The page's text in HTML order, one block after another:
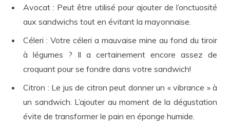
Avocat : Peut être utilisé pour ajouter de l’onctuosité
aux sandwichs tout en évitant la mayonnaise.
Céleri : Votre céleri a mauvaise mine au fond du tiroir
à légumes ? Il a certainement encore assez de
croquant pour se fondre dans votre sandwich!
Citron : Le jus de citron peut donner un « vibrance » à
un sandwich. L’ajouter au moment de la dégustation
évite de transformer le pain en éponge humide.